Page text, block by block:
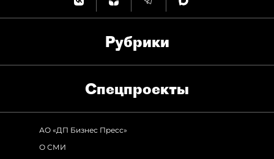
Рубрики
Спец­проекты
АО «ДП Бизнес Пресс»
О СМИ